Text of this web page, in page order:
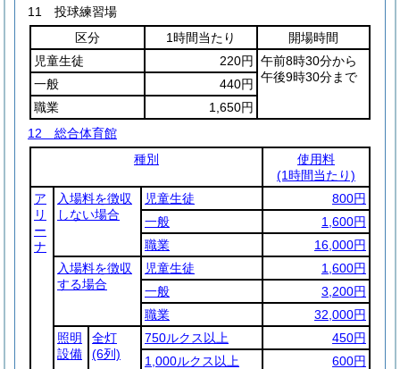
11 投球練習場
区分
1時間当たり
開場時間
児童生徒
220円
午前8時30分から
午後9時30分まで
一般
440円
職業
1,650円
12 総合体育館
種別
使用料
(1時間当たり)
ア
リ
ー
ナ
入場料を徴収
しない場合
児童生徒
800円
一般
1,600円
職業
16,000円
入場料を徴収
する場合
児童生徒
1,600円
一般
3,200円
職業
32,000円
照明
設備
全灯
(6列)
750ルクス以上
450円
1,000ルクス以上
600円